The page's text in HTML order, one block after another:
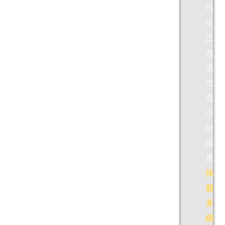
吗？
反
正
我
感
觉
我
小
时
候
是
体
弱
多
病